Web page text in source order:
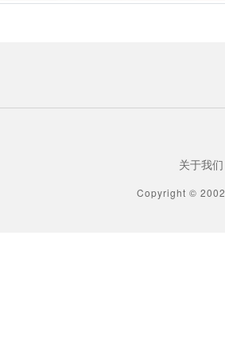
关于我们
Copyright ©